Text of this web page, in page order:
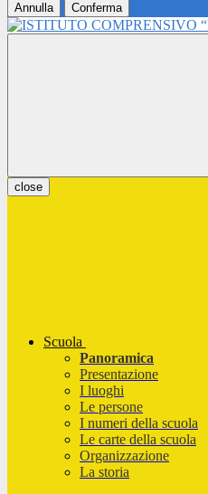
Annulla Conferma
close
Scuola
Panoramica
Presentazione
I luoghi
Le persone
I numeri della scuola
Le carte della scuola
Organizzazione
La storia